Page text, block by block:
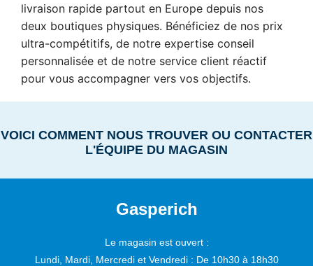
livraison rapide partout en Europe depuis nos
deux boutiques physiques. Bénéficiez de nos prix
ultra-compétitifs, de notre expertise conseil
personnalisée et de notre service client réactif
pour vous accompagner vers vos objectifs.
VOICI COMMENT NOUS TROUVER OU CONTACTER
L'ÉQUIPE DU MAGASIN
Gasperich
Le magasin est ouvert :
Lundi, Mardi, Mercredi et Vendredi : De 10h30 à 18h30